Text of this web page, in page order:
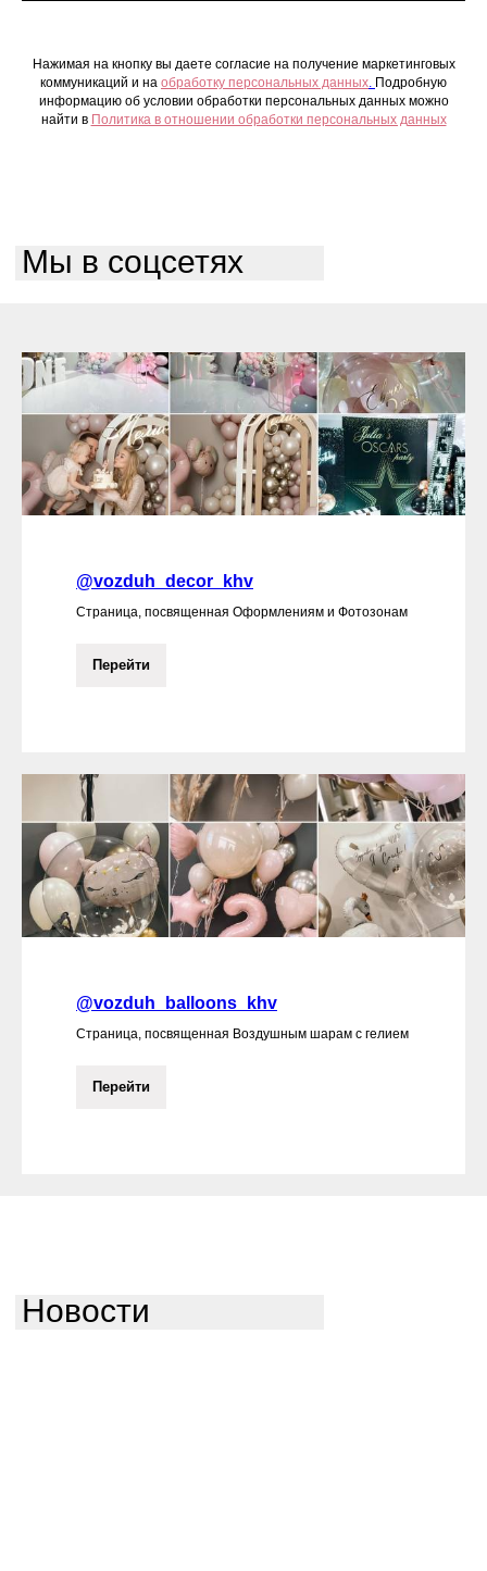
Нажимая на кнопку вы даете согласие на получение маркетинговых
коммуникаций и на обработку персональных данных. Подробную
информацию об условии обработки персональных данных можно
найти в Политика в отношении обработки персональных данных
Мы в соцсетях
@vozduh_decor_khv
Страница, посвященная Оформлениям и Фотозонам
Перейти
@vozduh_balloons_khv
Страница, посвященная Воздушным шарам с гелием
Перейти
Новости